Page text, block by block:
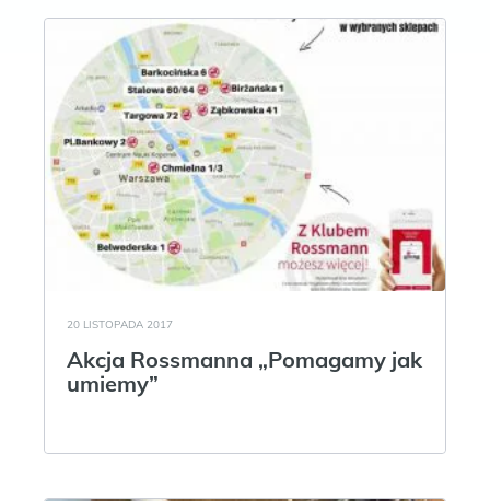
20 LISTOPADA 2017
Akcja Rossmanna „Pomagamy jak
umiemy”